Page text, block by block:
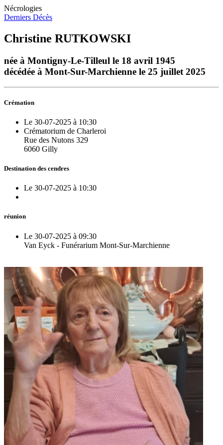
Nécrologies
Derniers Décès
Christine RUTKOWSKI
née à Montigny-Le-Tilleul le 18 avril 1945
décédée à Mont-Sur-Marchienne le 25 juillet 2025
Crémation
Le 30-07-2025 à 10:30
Crématorium de Charleroi
Rue des Nutons 329
6060 Gilly
Destination des cendres
Le 30-07-2025 à 10:30
réunion
Le 30-07-2025 à 09:30
Van Eyck - Funérarium Mont-Sur-Marchienne